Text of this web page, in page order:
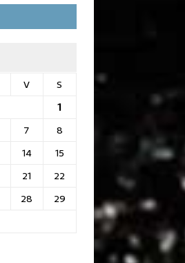
V
S
1
7
8
14
15
21
22
28
29